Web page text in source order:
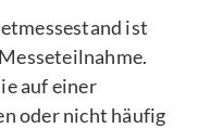
ist
auf einer
oder nicht häufig